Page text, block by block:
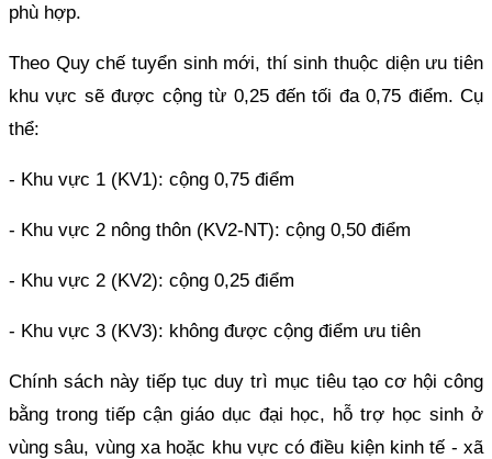
phù hợp.
Theo Quy chế tuyển sinh mới, thí sinh thuộc diện ưu tiên
khu vực sẽ được cộng từ 0,25 đến tối đa 0,75 điểm. Cụ
thể:
- Khu vực 1 (KV1): cộng 0,75 điểm
- Khu vực 2 nông thôn (KV2-NT): cộng 0,50 điểm
- Khu vực 2 (KV2): cộng 0,25 điểm
- Khu vực 3 (KV3): không được cộng điểm ưu tiên
Chính sách này tiếp tục duy trì mục tiêu tạo cơ hội công
bằng trong tiếp cận giáo dục đại học, hỗ trợ học sinh ở
vùng sâu, vùng xa hoặc khu vực có điều kiện kinh tế - xã